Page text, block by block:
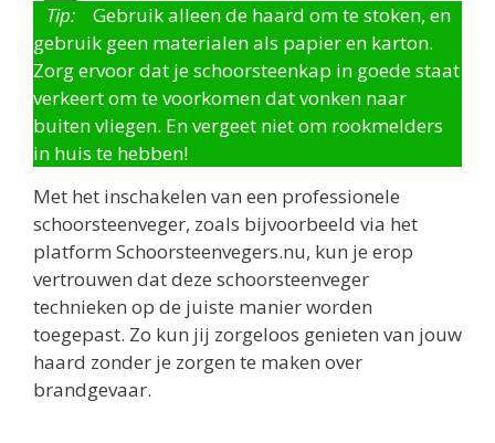
Tip:
Gebruik alleen de haard om te stoken, en
gebruik geen materialen als papier en karton.
Zorg ervoor dat je schoorsteenkap in goede staat
verkeert om te voorkomen dat vonken naar
buiten vliegen. En vergeet niet om rookmelders
in huis te hebben!
Met het inschakelen van een professionele
schoorsteenveger, zoals bijvoorbeeld via het
platform Schoorsteenvegers.nu, kun je erop
vertrouwen dat deze schoorsteenveger
technieken op de juiste manier worden
toegepast. Zo kun jij zorgeloos genieten van jouw
haard zonder je zorgen te maken over
brandgevaar.